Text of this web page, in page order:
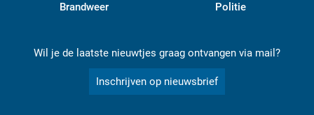
Brandweer Politie
Wil je de laatste nieuwtjes graag ontvangen via mail?
Inschrijven op nieuwsbrief